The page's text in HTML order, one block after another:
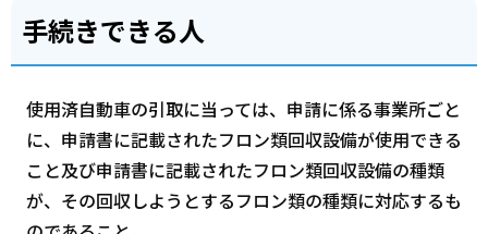
手続きできる人
使用済自動車の引取に当っては、申請に係る事業所ごと
に、申請書に記載されたフロン類回収設備が使用できる
こと及び申請書に記載されたフロン類回収設備の種類
が、その回収しようとするフロン類の種類に対応するも